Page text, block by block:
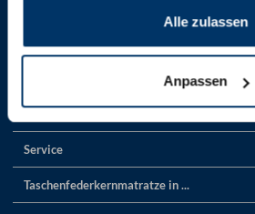
Alle zulassen
Anpassen
Service
Taschenfederkernmatratze in ...